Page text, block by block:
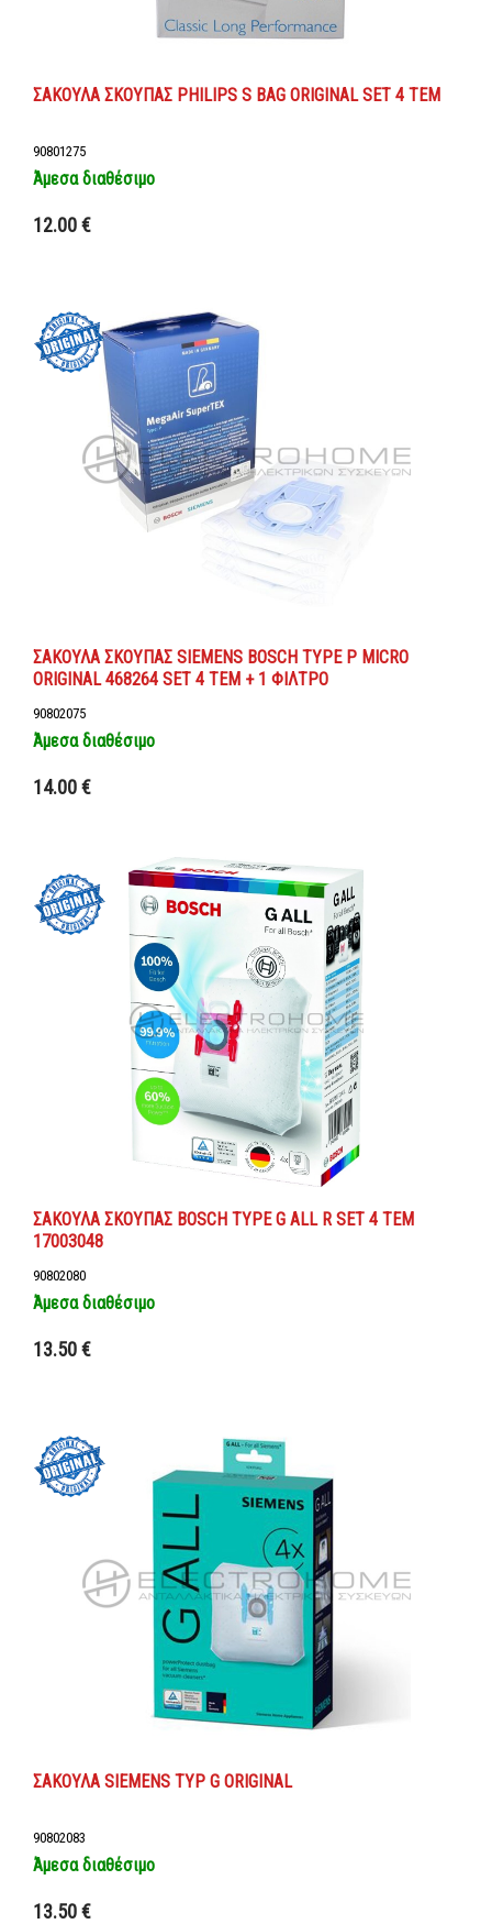
ΣΑΚΟΥΛΑ ΣΚΟΥΠΑΣ PHILIPS S BAG ORIGINAL SET 4 ΤΕΜ
90801275
Άμεσα διαθέσιμο
12.00 €
ΣΑΚΟΥΛΑ ΣΚΟΥΠΑΣ SIEMENS BOSCH TYPE P MICRO
ORIGINAL 468264 SET 4 ΤΕΜ + 1 ΦΙΛΤΡΟ
90802075
Άμεσα διαθέσιμο
14.00 €
ΣΑΚΟΥΛΑ ΣΚΟΥΠΑΣ BOSCH TYPE G ALL R SET 4 ΤΕΜ
17003048
90802080
Άμεσα διαθέσιμο
13.50 €
ΣΑΚΟΥΛΑ SIEMENS TYP G ORIGINAL
90802083
Άμεσα διαθέσιμο
13.50 €